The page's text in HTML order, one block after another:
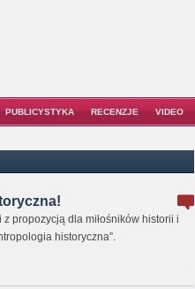
PUBLICYSTYKA RECENZJE VIDEO
propozycją dla miłośników historii i
historyczna”.